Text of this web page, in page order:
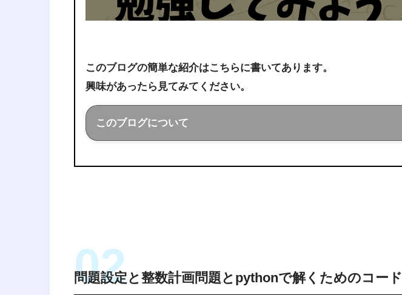
このブログの簡単な紹介はこちらに書いてあります。
興味があったら見てみてください。
このブログについて
問題設定と整数計画問題とpythonで解くためのコード